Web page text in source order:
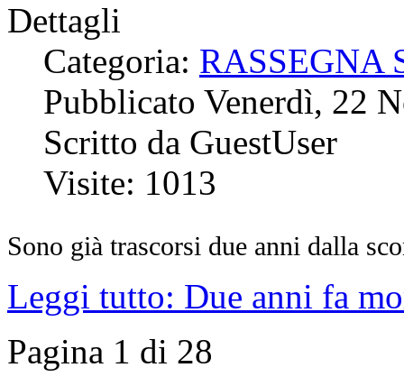
Dettagli
Categoria: RASSEGNA
Pubblicato Venerdì, 22
Scritto da GuestUser
Visite: 1013
Sono già trascorsi due anni dalla
Leggi tutto: Due anni fa
Pagina 1 di 28